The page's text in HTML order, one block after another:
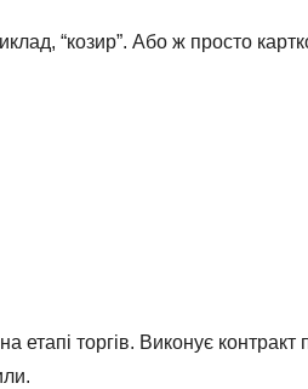
“козир”. Або ж просто
етапі торгів. Виконує